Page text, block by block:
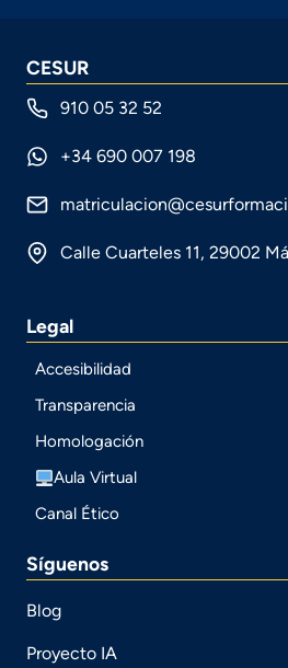
CESUR
910 05 32 52
+34 690 007 198
Calle Cuarteles 11, 29002
Legal
Accesibilidad
Transparencia
Homologación
Aula Virtual
Canal Ético
Síguenos
Blog
Proyecto IA